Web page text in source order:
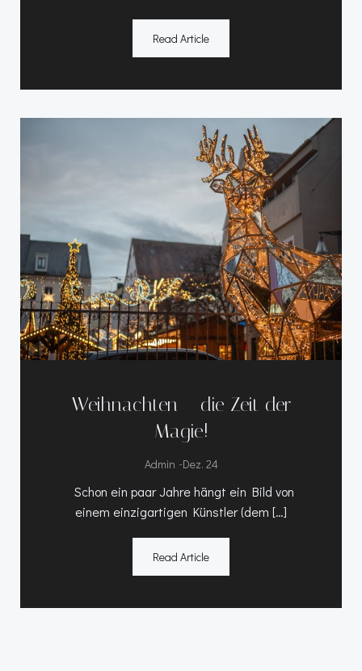
Read Article
Weihnachten – die Zeit der
Magie!
Admin -Dez. 24
Schon ein paar Jahre hängt ein Bild von
einem einzigartigen Künstler (dem […]
Read Article